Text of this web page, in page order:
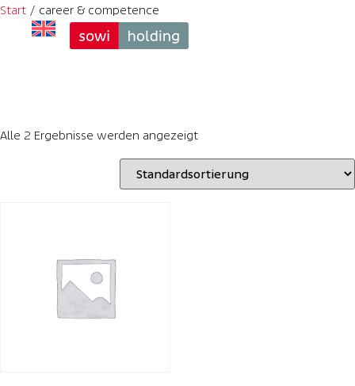
Start / career & competence
career &
Alle 2 Ergebnisse werden angezeigt